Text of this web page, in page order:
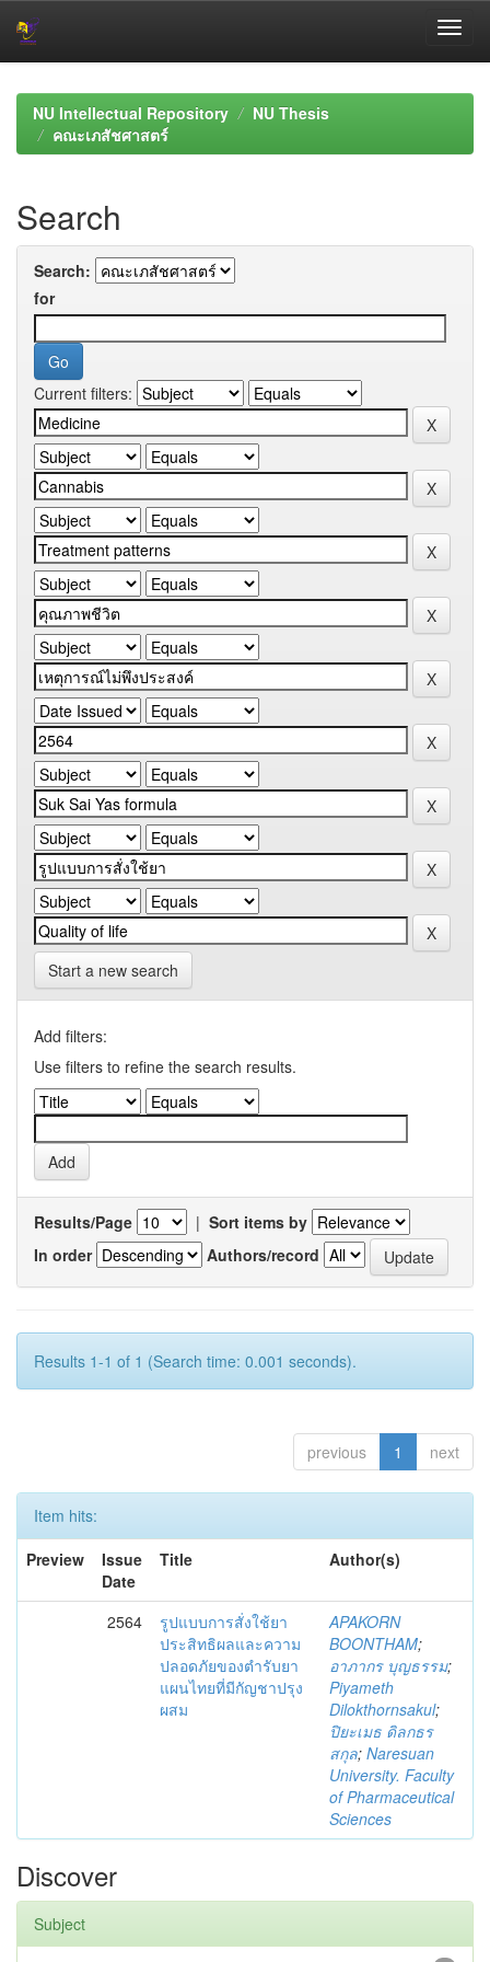
navigationNU Intellectual Repository
NU Thesis
คณะเภสัชศาสตร์
Search
Search:
for
Current filters:
Start a new search
Add filters:
Use filters to refine the search results.
Results/Page | Sort items by
In order
Authors/record
Results 1-1 of 1 (Search time: 0.001 seconds).
previous 1 next
Item hits:
Preview
Issue
Date
Title Author(s)
2564
รูปแบบการสั่งใช้ยา
ประสิทธิผลและความ
ปลอดภัยของตำรับยา
แผนไทยที่มีกัญชาปรุง
ผสม
APAKORN
BOONTHAM;
อาภากร บุญธรรม;
Piyameth
Dilokthornsakul;
ปิยะเมธ ดิลกธร
สกุล; Naresuan
University. Faculty
of Pharmaceutical
Sciences
Discover
Subject